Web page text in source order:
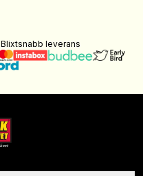
Blixtsnabb leverans